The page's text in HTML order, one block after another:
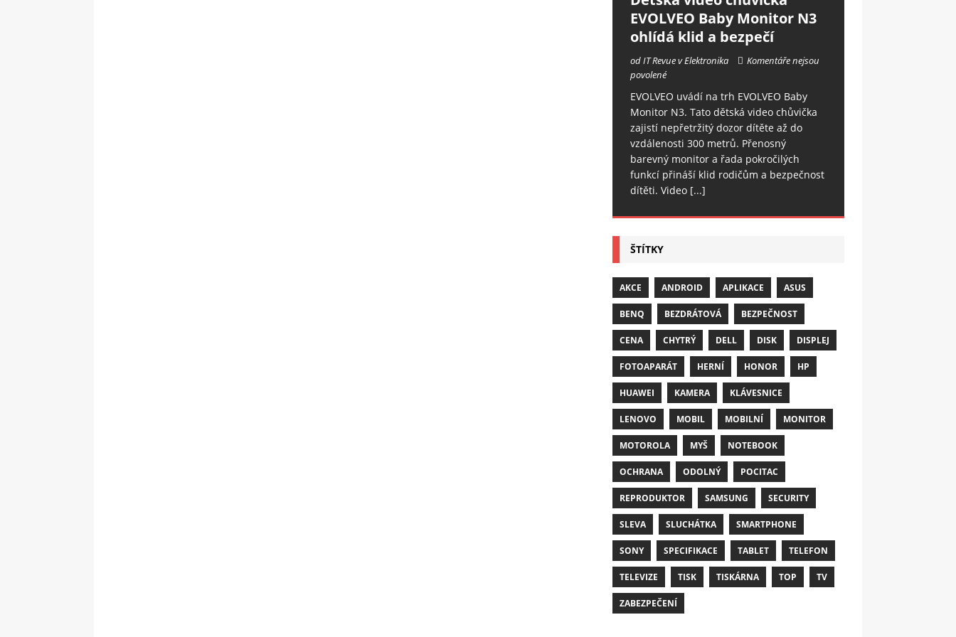
EVOLVEO Baby Monitor N3
ohlídá klid a bezpečí
od IT Revue v Elektronika
Komentáře nejsou
povolené
EVOLVEO uvádí na trh EVOLVEO Baby
Monitor N3. Tato dětská video chůvička
zajistí nepřetržitý dozor dítěte až do
vzdálenosti 300 metrů. Přenosný
barevný monitor a řada pokročilých
funkcí přináší klid rodičům a bezpečnost
dítěti. Video [...]
ŠTÍTKY
AKCE ANDROID APLIKACE ASUS
BENQ BEZDRÁTOVÁ BEZPEČNOST
CENA CHYTRÝ DELL DISK DISPLEJ
FOTOAPARÁT HERNÍ HONOR HP
HUAWEI KAMERA KLÁVESNICE
LENOVO MOBIL MOBILNÍ MONITOR
MOTOROLA MYŠ NOTEBOOK
OCHRANA ODOLNÝ POCITAC
REPRODUKTOR SAMSUNG SECURITY
SLEVA SLUCHÁTKA SMARTPHONE
SONY SPECIFIKACE TABLET TELEFON
TELEVIZE TISK TISKÁRNA TOP TV
ZABEZPEČENÍ